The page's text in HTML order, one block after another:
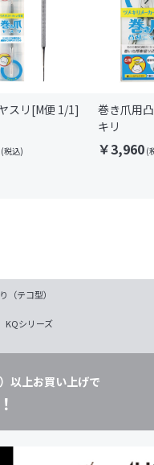
スリ[M便 1/1]
巻き爪用
キリ
￥3,960
（テコ型）
KQシリーズ
以上お買い上げで